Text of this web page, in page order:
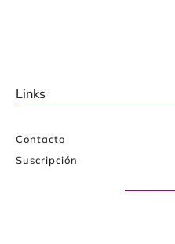
Links
Contacto
Suscripción